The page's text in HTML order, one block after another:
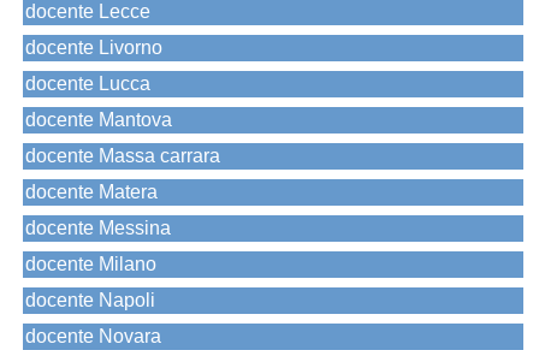
docente Lecce
docente Livorno
docente Lucca
docente Mantova
docente Massa carrara
docente Matera
docente Messina
docente Milano
docente Napoli
docente Novara